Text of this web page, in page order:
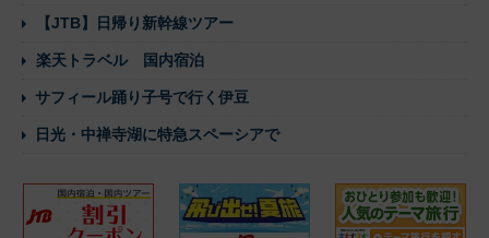
【JTB】日帰り新幹線ツアー
楽天トラベル 国内宿泊
サフィール踊り子号で行く伊豆
日光・中禅寺湖に特急スペーシアで